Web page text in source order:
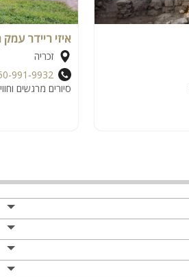
איזי ריידר
זכריה
991-9932
סיורים מרגשים